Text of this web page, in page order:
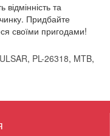
відмінність та
Придбайте
своїми пригодами!
, PL-26318, MTB,